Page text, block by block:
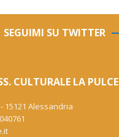
SEGUIMI SU TWITTER
CULTURALE LA PULCE
15121 Alessandria